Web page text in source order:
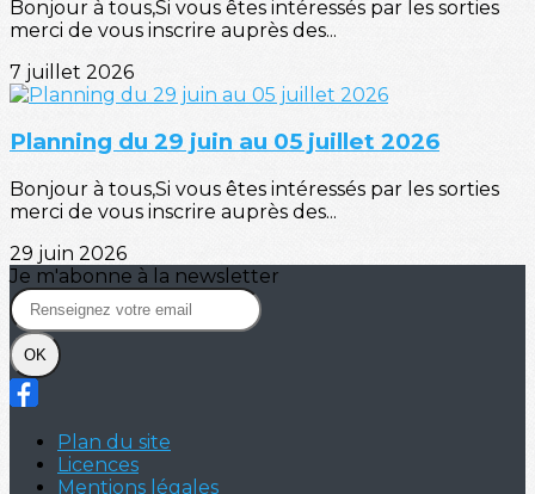
Bonjour à tous,Si vous êtes intéressés par les sorties
merci de vous inscrire auprès des...
7 juillet 2026
Planning du 29 juin au 05 juillet 2026
Bonjour à tous,Si vous êtes intéressés par les sorties
merci de vous inscrire auprès des...
29 juin 2026
Je m'abonne à la newsletter
OK
Plan du site
Licences
Mentions légales